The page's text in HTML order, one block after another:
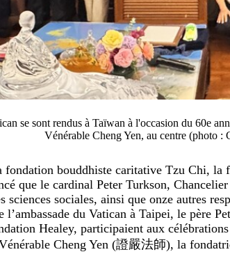
se sont rendus à Taïwan à l'occasion du 60e
Vénérable Cheng Yen, au centre (photo :
fondation bouddhiste caritative Tzu Chi, la
que le cardinal Peter Turkson,
sciences sociales, ainsi que onze autres
du Vatican à Taipei, le père
Healey, participaient aux
Cheng Yen (證嚴法師), la